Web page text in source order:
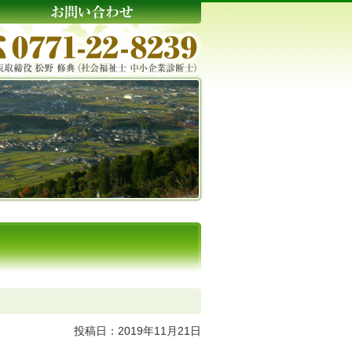
投稿日：2019年11月21日